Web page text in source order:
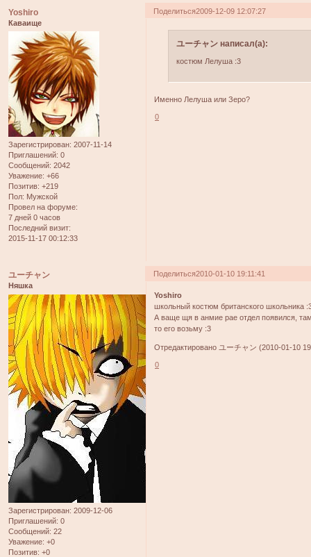
Поделиться2009-12-09 12:07:27
Yoshiro
Каваище
Зарегистрирован: 2007-11-14
Приглашений: 0
Сообщений: 2042
Уважение: +66
Позитив: +219
Пол: Мужской
Провел на форуме:
7 дней 0 часов
Последний визит:
2015-11-17 00:12:33
ユーチャン написал(а):
костюм Лелуша :3
Именно Лелуша или Зеро?
0
Поделиться2010-01-10 19:11:41
ユーチャン
Няшка
Зарегистрирован: 2009-12-06
Приглашений: 0
Сообщений: 22
Уважение: +0
Позитив: +0
Yoshiro
школьный костюм британского школьника
А ваще щя в анмие рае отдел появился,
то его возьму :3
Отредактировано ユーチャン (2010-01-10
0